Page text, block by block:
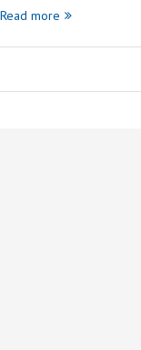
Read more